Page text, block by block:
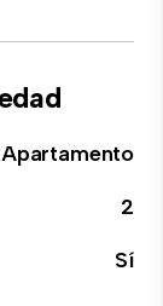
Apartamento
2
Sí